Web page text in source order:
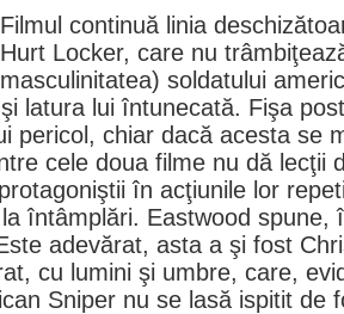
Filmul continuă linia
Hurt Locker, care nu
masculinitatea) soldatului
latura lui întunecată. Fişa
pericol, chiar dacă acesta se
cele doua filme nu dă lecţii
în acţiunile lor
întâmplări. Eastwood spune,
adevărat, asta a şi fost
cu lumini şi umbre, care,
Sniper nu se lasă ispitit de